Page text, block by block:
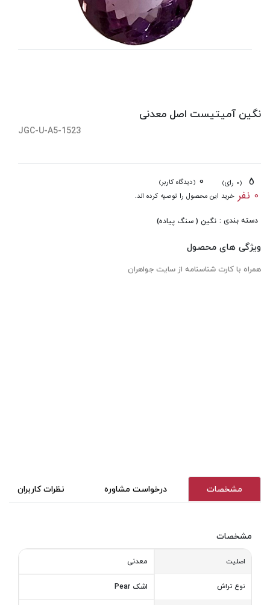
نگین آمیتیست اصل معدنی
JGC-U-A5-1523
(0 رای) 0 (دیدگاه کاربر)
0 نفر خرید این محصول را توصیه کرده اند.
دسته بندی : نگین ( سنگ پیاده)
ویژگی های محصول
همراه با کارت شناسنامه از سایت جواهران
مشخصات درخواست مشاوره نظرات کاربران
مشخصات
اصلیت معدنی
نوع تراش اشک Pear